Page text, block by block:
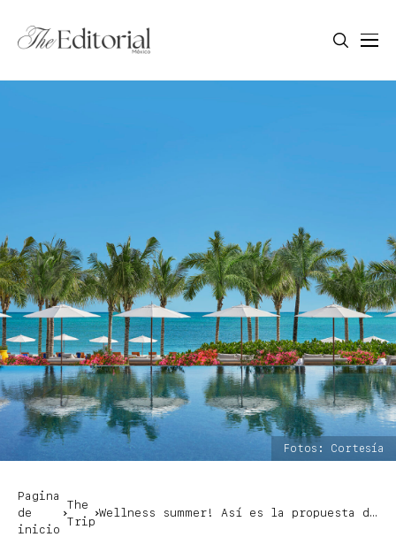
Fotos: Cortesía
Pagina
de
inicio
The
Trip
Wellness summer! Así es la propuesta de